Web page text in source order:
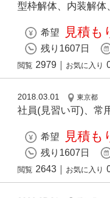
型枠解体、内装解体
希望 見積も
残り1607日
閲覧 2979 お気に入り
2018.03.01 東京都
社員(見習い可)、常
希望 見積も
残り1607日
閲覧 2643 お気に入り